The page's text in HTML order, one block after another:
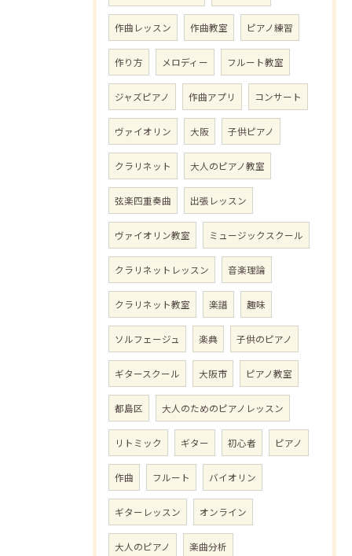
作曲レッスン 作曲教室 ピアノ練習
作り方 メロディー フルート教室
ジャズピアノ 作曲アプリ コンサート
ヴァイオリン 大阪 子供ピアノ
クラリネット 大人のピアノ教室
弦楽四重奏曲 出張レッスン
ヴァイオリン教室 ミュージックスクール
クラリネットレッスン 音楽理論
クラリネット教室 楽譜 趣味
ソルフェージュ 楽典 子供のピアノ
ギタースクール 大阪市 ピアノ教室
都島区 大人のためのピアノレッスン
リトミック ギター 初心者 ピアノ
作曲 フルート バイオリン
ギターレッスン オンライン
大人のピアノ 楽曲分析